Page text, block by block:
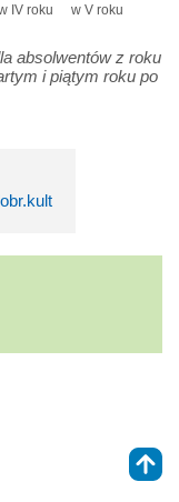
IV roku w V roku
absolwentów z roku
i piątym roku po